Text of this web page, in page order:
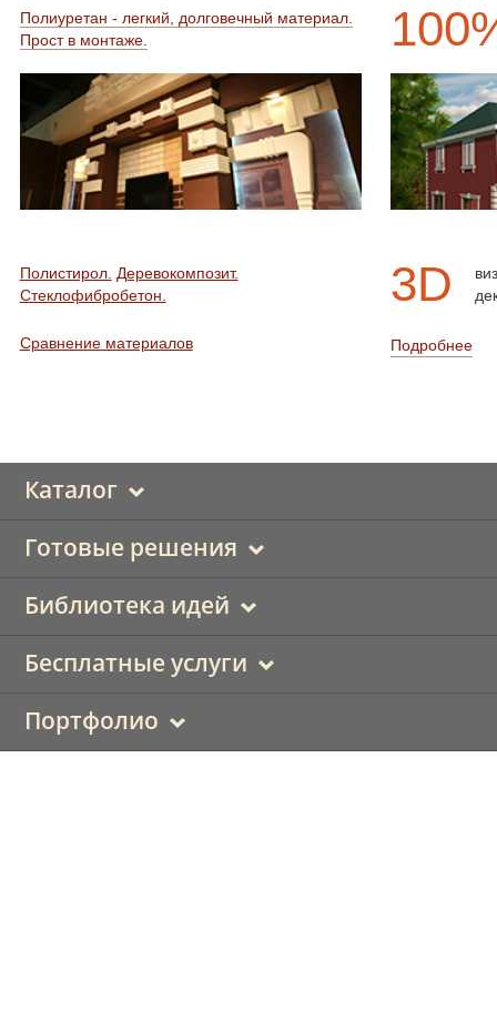
3D
Подробнее
Полиуретан - легкий, долговечный материал.
Прост в монтаже.
Полистирол. Деревокомпозит.
Стеклофибробетон.
Сравнение материалов
Каталог
Готовые решения
Библиотека идей
Бесплатные услуги
Портфолио